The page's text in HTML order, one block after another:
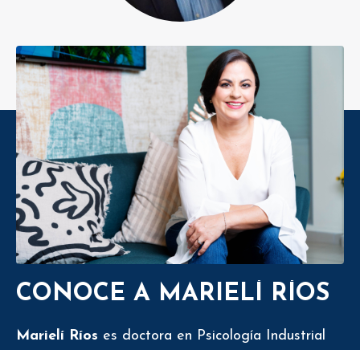
CONOCE A MARIELÍ RÍOS
Marielí Ríos es doctora en Psicología Industrial